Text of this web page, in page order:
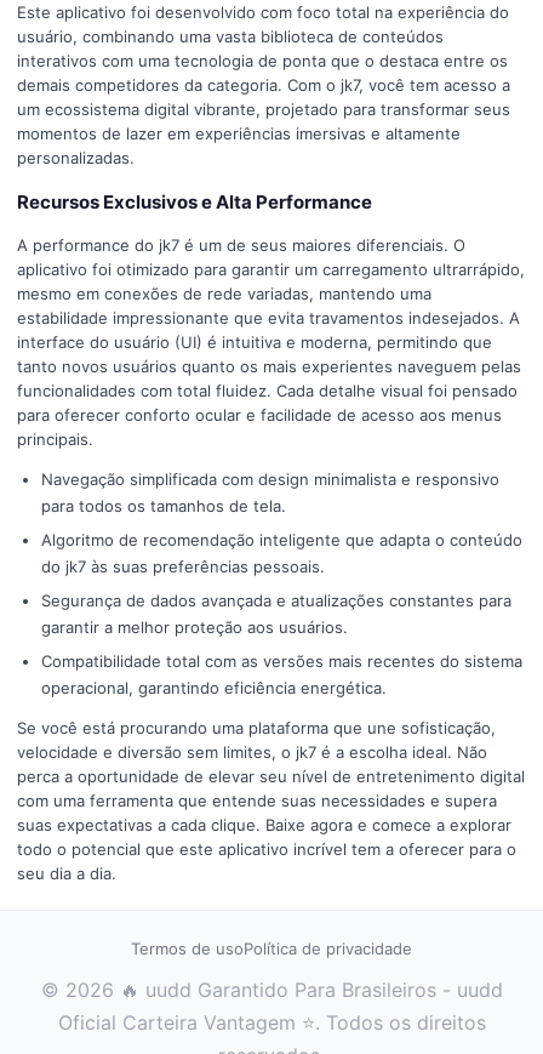
Este aplicativo foi desenvolvido com foco total na experiência do
usuário, combinando uma vasta biblioteca de conteúdos
interativos com uma tecnologia de ponta que o destaca entre os
demais competidores da categoria. Com o jk7, você tem acesso a
um ecossistema digital vibrante, projetado para transformar seus
momentos de lazer em experiências imersivas e altamente
personalizadas.
Recursos Exclusivos e Alta Performance
A performance do jk7 é um de seus maiores diferenciais. O
aplicativo foi otimizado para garantir um carregamento ultrarrápido,
mesmo em conexões de rede variadas, mantendo uma
estabilidade impressionante que evita travamentos indesejados. A
interface do usuário (UI) é intuitiva e moderna, permitindo que
tanto novos usuários quanto os mais experientes naveguem pelas
funcionalidades com total fluidez. Cada detalhe visual foi pensado
para oferecer conforto ocular e facilidade de acesso aos menus
principais.
Navegação simplificada com design minimalista e responsivo
para todos os tamanhos de tela.
Algoritmo de recomendação inteligente que adapta o conteúdo
do jk7 às suas preferências pessoais.
Segurança de dados avançada e atualizações constantes para
garantir a melhor proteção aos usuários.
Compatibilidade total com as versões mais recentes do sistema
operacional, garantindo eficiência energética.
Se você está procurando uma plataforma que une sofisticação,
velocidade e diversão sem limites, o jk7 é a escolha ideal. Não
perca a oportunidade de elevar seu nível de entretenimento digital
com uma ferramenta que entende suas necessidades e supera
suas expectativas a cada clique. Baixe agora e comece a explorar
todo o potencial que este aplicativo incrível tem a oferecer para o
seu dia a dia.
Termos de usoPolítica de privacidade
© 2026 🔥 uudd Garantido Para Brasileiros - uudd
Oficial Carteira Vantagem ⭐. Todos os direitos